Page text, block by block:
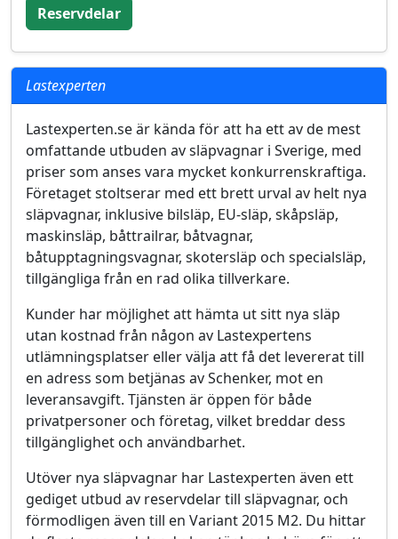
Reservdelar
Lastexperten
Lastexperten.se är kända för att ha ett av de mest
omfattande utbuden av släpvagnar i Sverige, med
priser som anses vara mycket konkurrenskraftiga.
Företaget stoltserar med ett brett urval av helt nya
släpvagnar, inklusive bilsläp, EU-släp, skåpsläp,
maskinsläp, båttrailrar, båtvagnar,
båtupptagningsvagnar, skotersläp och specialsläp,
tillgängliga från en rad olika tillverkare.
Kunder har möjlighet att hämta ut sitt nya släp
utan kostnad från någon av Lastexpertens
utlämningsplatser eller välja att få det levererat till
en adress som betjänas av Schenker, mot en
leveransavgift. Tjänsten är öppen för både
privatpersoner och företag, vilket breddar dess
tillgänglighet och användbarhet.
Utöver nya släpvagnar har Lastexperten även ett
gediget utbud av reservdelar till släpvagnar, och
förmodligen även till en Variant 2015 M2. Du hittar